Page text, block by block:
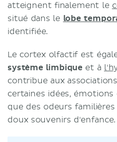
atteignent finalement le
situé dans le lobe
identifiée.
Le cortex olfactif est
système limbique et à
contribue aux
certaines idées,
que des odeurs
doux souvenirs d'enfance.